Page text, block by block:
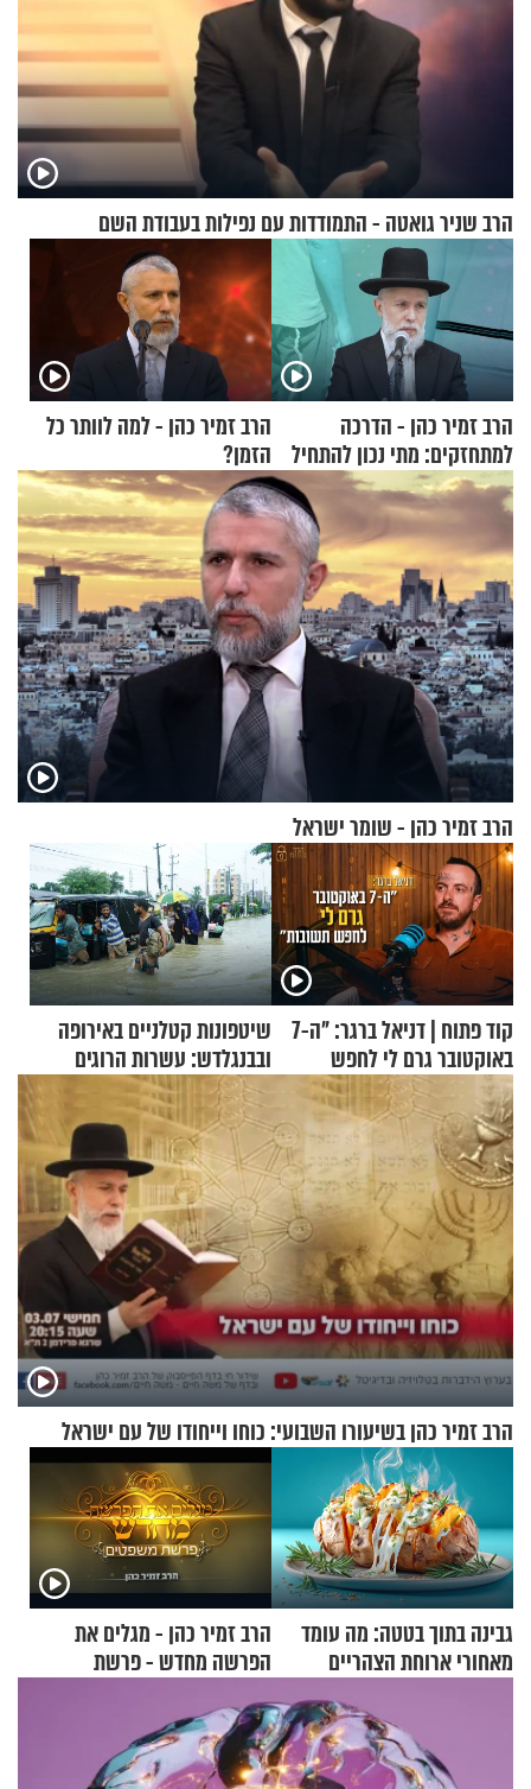
הרב שניר גואטה - התמודדות עם נפילות בעבודת השם
הרב זמיר כהן - הדרכה
למתחזקים: מתי נכון להתחיל
עם לבישת הציצית?
הרב זמיר כהן - למה לוותר כל
הזמן?
הרב זמיר כהן - שומר ישראל
קוד פתוח | דניאל ברגר: "ה-7
באוקטובר גרם לי לחפש
תשובות"
שיטפונות קטלניים באירופה
ובבנגלדש: עשרות הרוגים
ומיליון נפגעים
הרב זמיר כהן בשיעורו השבועי: כוחו וייחודו של עם ישראל
גבינה בתוך בטטה: מה עומד
מאחורי ארוחת הצהריים
הרב זמיר כהן - מגלים את
הפרשה מחדש - פרשת